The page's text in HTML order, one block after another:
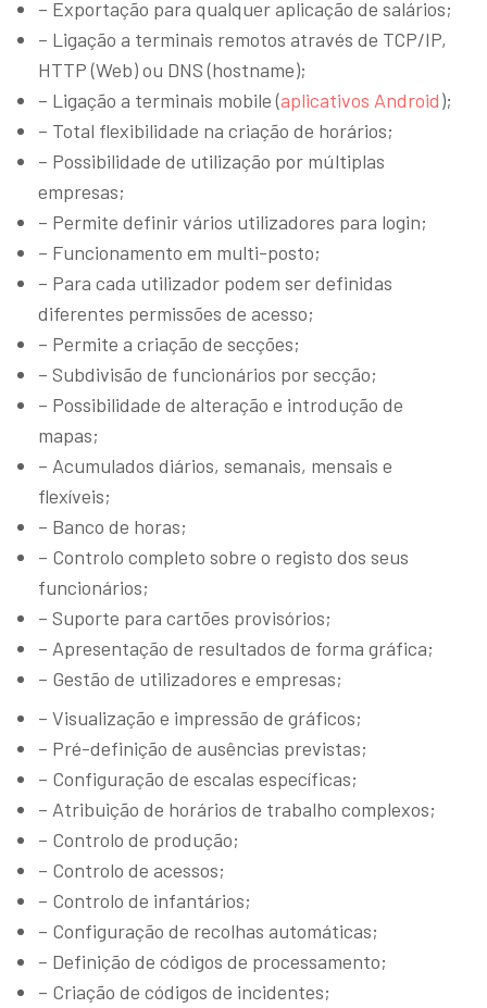
– Exportação para qualquer aplicação de salários;
– Ligação a terminais remotos através de TCP/IP,
HTTP (Web) ou DNS (hostname);
– Ligação a terminais mobile (aplicativos Android);
– Total flexibilidade na criação de horários;
– Possibilidade de utilização por múltiplas
empresas;
– Permite definir vários utilizadores para login;
– Funcionamento em multi-posto;
– Para cada utilizador podem ser definidas
diferentes permissões de acesso;
– Permite a criação de secções;
– Subdivisão de funcionários por secção;
– Possibilidade de alteração e introdução de
mapas;
– Acumulados diários, semanais, mensais e
flexíveis;
– Banco de horas;
– Controlo completo sobre o registo dos seus
funcionários;
– Suporte para cartões provisórios;
– Apresentação de resultados de forma gráfica;
– Gestão de utilizadores e empresas;
– Visualização e impressão de gráficos;
– Pré-definição de ausências previstas;
– Configuração de escalas específicas;
– Atribuição de horários de trabalho complexos;
– Controlo de produção;
– Controlo de acessos;
– Controlo de infantários;
– Configuração de recolhas automáticas;
– Definição de códigos de processamento;
– Criação de códigos de incidentes;